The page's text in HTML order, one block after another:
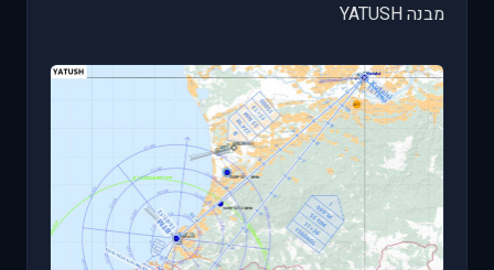
מבנה YATUSH